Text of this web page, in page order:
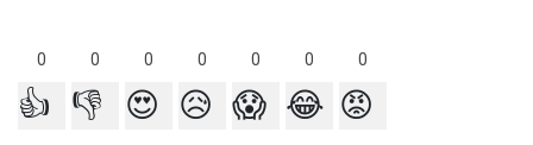
0 0 0 0 0 0 0
👍 👎 😍 😥 😱 😂 😡